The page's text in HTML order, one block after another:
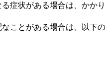
症状がある場合は、かか
ことがある場合は、以下